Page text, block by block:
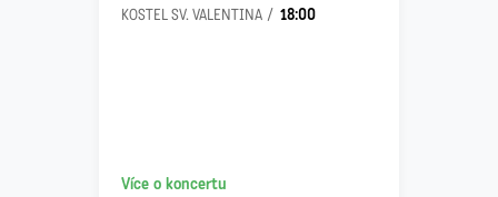
KOSTEL SV. VALENTINA 18:00
Více o koncertu